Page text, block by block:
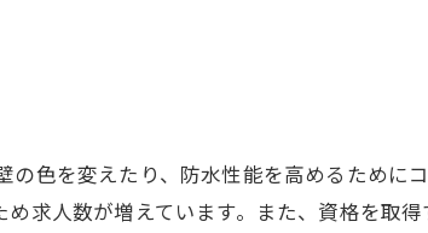
色を変えたり、防水性能を高めるために
求人数が増えています。また、資格を取